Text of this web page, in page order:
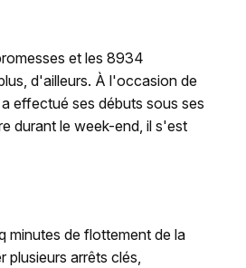
et les 8934
d'ailleurs. À l'occasion de
effectué ses débuts sous ses
durant le week-end, il s'est
minutes de flottement de la
plusieurs arrêts clés,